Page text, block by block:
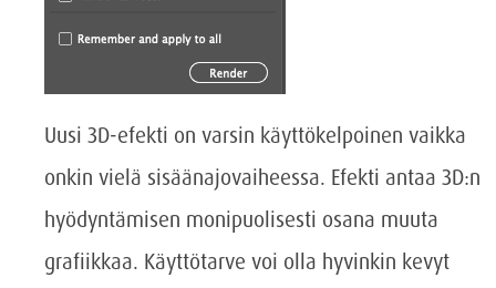
Uusi 3D-efekti on varsin käyttökelpoinen vaikka
onkin vielä sisäänajovaiheessa. Efekti antaa 3D:n
hyödyntämisen monipuolisesti osana muuta
grafiikkaa. Käyttötarve voi olla hyvinkin kevyt